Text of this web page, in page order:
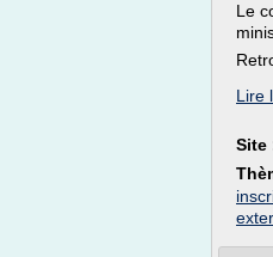
Le
Lire
Site